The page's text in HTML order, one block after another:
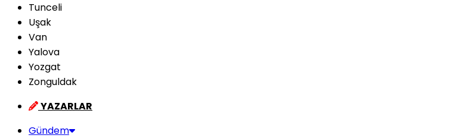
Tunceli
Uşak
Van
Yalova
Yozgat
Zonguldak
YAZARLAR
Gündem